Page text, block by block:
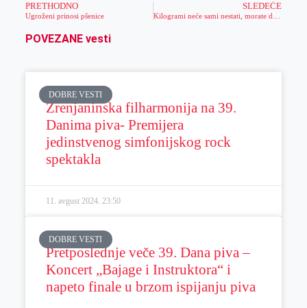
PRETHODNO
Ugroženi prinosi pšenice
SLEDEĆE
POVEZANE vesti
DOBRE VESTI
Zrenjaninska filharmonija na 39.
Danima piva- Premijera
jedinstvenog simfonijskog rock
spektakla
11. avgust 2024. 23:50
DOBRE VESTI
Pretposlednje veče 39. Dana piva –
Koncert „Bajage i Instruktora“ i
napeto finale u brzom ispijanju piva